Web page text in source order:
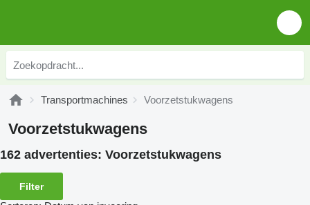
Transportmachines Voorzetstukwagens
Voorzetstukwagens
162 advertenties: Voorzetstukwagens
Filter